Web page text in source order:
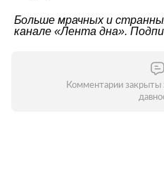
Больше мрачных и
канале «Лента дна».
Комментарии закрыты